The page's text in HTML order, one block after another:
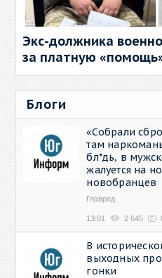
Экс-должника
за платную
Блоги
«Собрали
там
бл*дь, в
жалуется на
новобранцев
Главред
13:01 2 645
В
выходных
гонки